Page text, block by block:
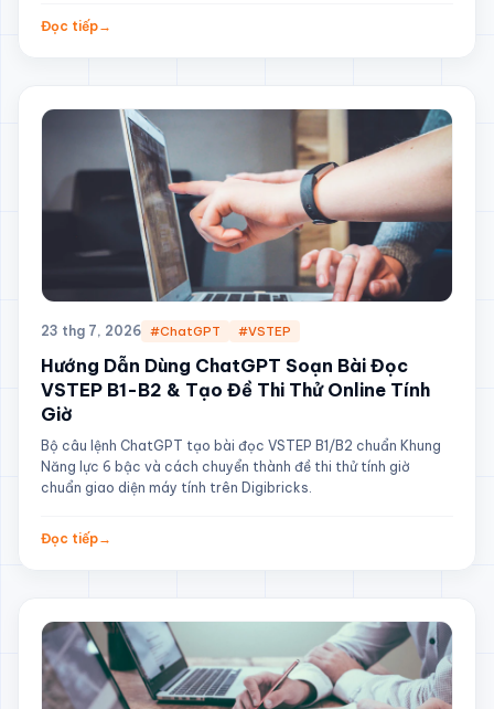
Đọc tiếp→
23 thg 7, 2026 #ChatGPT #VSTEP
Hướng Dẫn Dùng ChatGPT Soạn Bài Đọc
VSTEP B1-B2 & Tạo Đề Thi Thử Online Tính
Giờ
Bộ câu lệnh ChatGPT tạo bài đọc VSTEP B1/B2 chuẩn Khung
Năng lực 6 bậc và cách chuyển thành đề thi thử tính giờ
chuẩn giao diện máy tính trên Digibricks.
Đọc tiếp→